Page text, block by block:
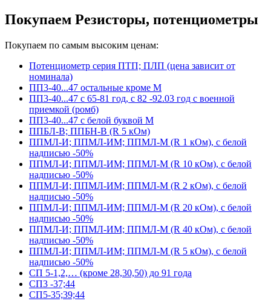
Покупаем Резисторы, потенциометры
Покупаем по самым высоким ценам:
Потенциометр серия ПТП; ПЛП (цена зависит от
номинала)
ПП3-40...47 остальные кроме М
ПП3-40...47 с 65-81 год, с 82 -92.03 год с военной
приемкой (ромб)
ПП3-40...47 с белой буквой М
ППБЛ-В; ППБН-В (R 5 кОм)
ППМЛ-И; ППМЛ-ИМ; ППМЛ-М (R 1 кОм), с белой
надписью -50%
ППМЛ-И; ППМЛ-ИМ; ППМЛ-М (R 10 кОм), с белой
надписью -50%
ППМЛ-И; ППМЛ-ИМ; ППМЛ-М (R 2 кОм), с белой
надписью -50%
ППМЛ-И; ППМЛ-ИМ; ППМЛ-М (R 20 кОм), с белой
надписью -50%
ППМЛ-И; ППМЛ-ИМ; ППМЛ-М (R 40 кОм), с белой
надписью -50%
ППМЛ-И; ППМЛ-ИМ; ППМЛ-М (R 5 кОм), с белой
надписью -50%
СП 5-1,2,… (кроме 28,30,50) до 91 года
СП3 -37;44
СП5-35;39;44